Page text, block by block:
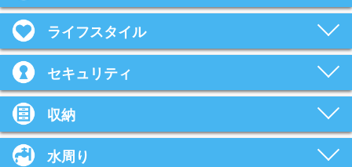
ライフスタイル
セキュリティ
収納
水周り